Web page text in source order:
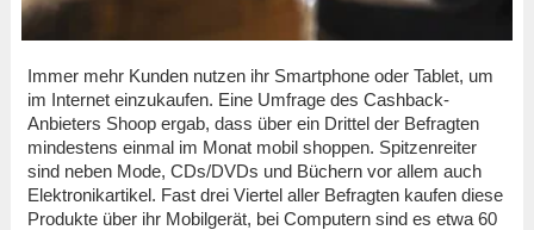
Immer mehr Kunden nutzen ihr Smartphone oder Tablet, um
im Internet einzukaufen. Eine Umfrage des Cashback-
Anbieters Shoop ergab, dass über ein Drittel der Befragten
mindestens einmal im Monat mobil shoppen. Spitzenreiter
sind neben Mode, CDs/DVDs und Büchern vor allem auch
Elektronikartikel. Fast drei Viertel aller Befragten kaufen diese
Produkte über ihr Mobilgerät, bei Computern sind es etwa 60